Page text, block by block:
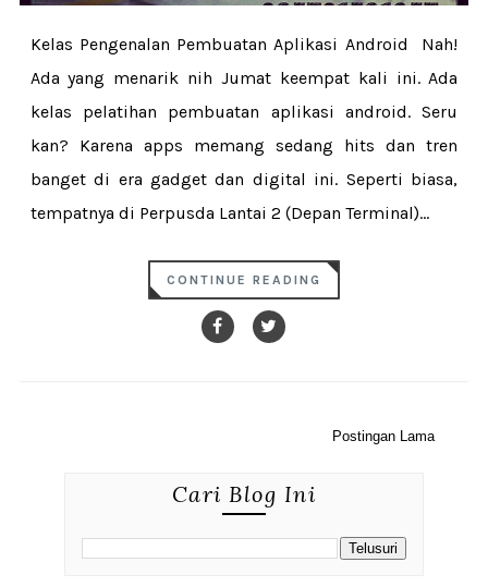
Kelas Pengenalan Pembuatan Aplikasi Android Nah!
Ada yang menarik nih Jumat keempat kali ini. Ada
kelas pelatihan pembuatan aplikasi android. Seru
kan? Karena apps memang sedang hits dan tren
banget di era gadget dan digital ini. Seperti biasa,
tempatnya di Perpusda Lantai 2 (Depan Terminal)...
CONTINUE READING
Postingan Lama
Cari Blog Ini